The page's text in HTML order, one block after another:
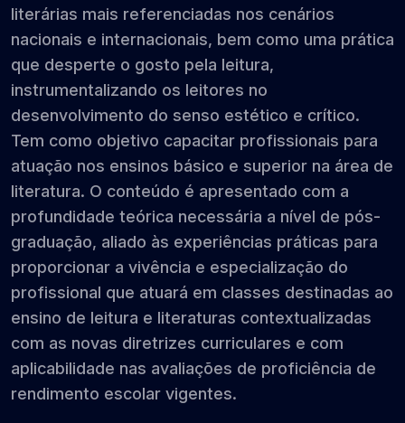
literárias mais referenciadas nos cenários
nacionais e internacionais, bem como uma prática
que desperte o gosto pela leitura,
instrumentalizando os leitores no
desenvolvimento do senso estético e crítico.
Tem como objetivo capacitar profissionais para
atuação nos ensinos básico e superior na área de
literatura. O conteúdo é apresentado com a
profundidade teórica necessária a nível de pós-
graduação, aliado às experiências práticas para
proporcionar a vivência e especialização do
profissional que atuará em classes destinadas ao
ensino de leitura e literaturas contextualizadas
com as novas diretrizes curriculares e com
aplicabilidade nas avaliações de proficiência de
rendimento escolar vigentes.